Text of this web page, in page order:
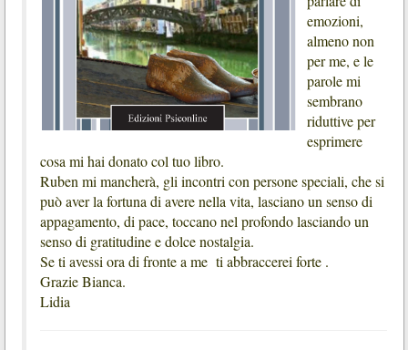
emozioni,
almeno non
per me, e le
parole mi
sembrano
riduttive per
esprimere
cosa mi hai donato col tuo libro.
Ruben mi mancherà, gli incontri con persone speciali, che si
può aver la fortuna di avere nella vita, lasciano un senso di
appagamento, di pace, toccano nel profondo lasciando un
senso di gratitudine e dolce nostalgia.
Se ti avessi ora di fronte a me ti abbraccerei forte .
Grazie Bianca.
Lidia